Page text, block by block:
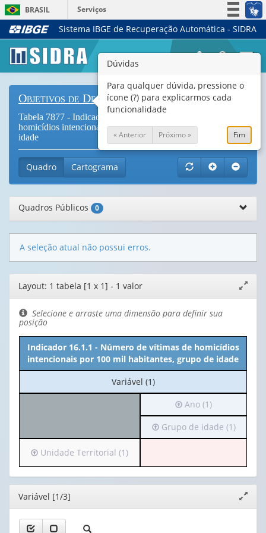
BRASIL
Serviços
Simplifique!
Legislação
Canais
Sistema IBGE de Recuperação Automática - SIDRA
Objetivos de Desenvolvimento Sustentável
Tabela 7877 - Indicador 16.1.1 - Número de vítimas de
homicídios intencionais por 100 mil habitantes, grupo de
idade
Quadro Cartograma
Quadros Públicos 0
A seleção atual não possui erros.
Editor
de
layout
janela
Layout: 1 tabela [1 x 1] - 1 valor
Selecione e arraste uma dimensão para definir sua
posição
Indicador 16.1.1 - Número de vítimas de homicídios
intencionais por 100 mil habitantes, grupo de idade
No
cabeçalho:
Variável (1)
Irá
para
o
cabeçalho
1
valor):
Ano
Ano (1)
Irá
para
(possui
apenas
valor):
Grupo de idade (1)
Irá
para
o
cabeçalho
(possui
apenas
1
Unidade Territorial (1)
Editor
janela
Variável [1/3]
Dúvidas
Para qualquer dúvida, pressione o
ícone (?) para explicarmos cada
funcionalidade
« Anterior Próximo » Fim